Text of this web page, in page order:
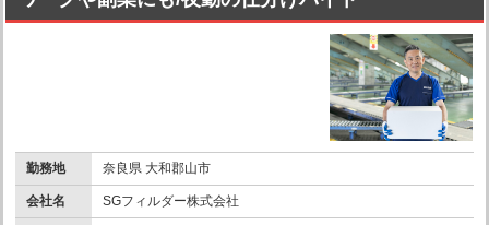
勤務地 奈良県 大和郡山市
会社名 SGフィルダー株式会社